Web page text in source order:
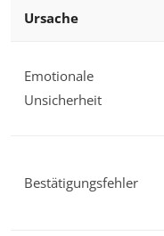
Ursache
Emotionale
Unsicherheit
Bestätigungsfehler